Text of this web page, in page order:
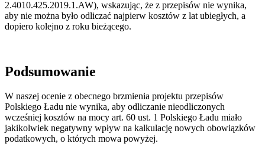
2.4010.425.2019.1.AW), wskazując, że z przepisów nie wynika,
aby nie można było odliczać najpierw kosztów z lat ubiegłych, a
dopiero kolejno z roku bieżącego.
Podsumowanie
W naszej ocenie z obecnego brzmienia projektu przepisów
Polskiego Ładu nie wynika, aby odliczanie nieodliczonych
wcześniej kosztów na mocy art. 60 ust. 1 Polskiego Ładu miało
jakikolwiek negatywny wpływ na kalkulację nowych obowiązków
podatkowych, o których mowa powyżej.